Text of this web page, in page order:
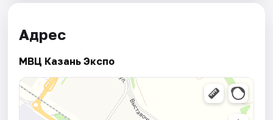
Адрес
МВЦ Казань Экспо